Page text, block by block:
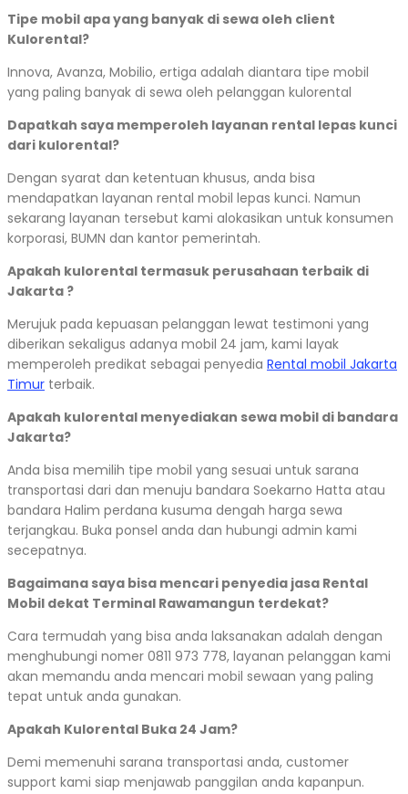
Tipe mobil apa yang banyak di sewa oleh client
Kulorental?
Innova, Avanza, Mobilio, ertiga adalah diantara tipe mobil
yang paling banyak di sewa oleh pelanggan kulorental
Dapatkah saya memperoleh layanan rental lepas kunci
dari kulorental?
Dengan syarat dan ketentuan khusus, anda bisa
mendapatkan layanan rental mobil lepas kunci. Namun
sekarang layanan tersebut kami alokasikan untuk konsumen
korporasi, BUMN dan kantor pemerintah.
Apakah kulorental termasuk perusahaan terbaik di
Jakarta ?
Merujuk pada kepuasan pelanggan lewat testimoni yang
diberikan sekaligus adanya mobil 24 jam, kami layak
memperoleh predikat sebagai penyedia Rental mobil Jakarta
Timur terbaik.
Apakah kulorental menyediakan sewa mobil di bandara
Jakarta?
Anda bisa memilih tipe mobil yang sesuai untuk sarana
transportasi dari dan menuju bandara Soekarno Hatta atau
bandara Halim perdana kusuma dengah harga sewa
terjangkau. Buka ponsel anda dan hubungi admin kami
secepatnya.
Bagaimana saya bisa mencari penyedia jasa Rental
Mobil dekat Terminal Rawamangun terdekat?
Cara termudah yang bisa anda laksanakan adalah dengan
menghubungi nomer 0811 973 778, layanan pelanggan kami
akan memandu anda mencari mobil sewaan yang paling
tepat untuk anda gunakan.
Apakah Kulorental Buka 24 Jam?
Demi memenuhi sarana transportasi anda, customer
support kami siap menjawab panggilan anda kapanpun.